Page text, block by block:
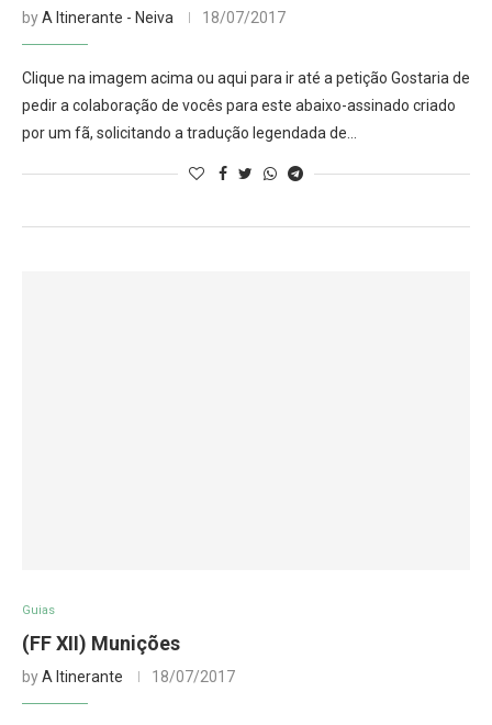
byA Itinerante - Neiva 18/07/2017
Clique na imagem acima ou aqui para ir até a petição Gostaria de
pedir a colaboração de vocês para este abaixo-assinado criado
por um fã, solicitando a tradução legendada de…
Guias
(FF XII) Munições
byA Itinerante 18/07/2017